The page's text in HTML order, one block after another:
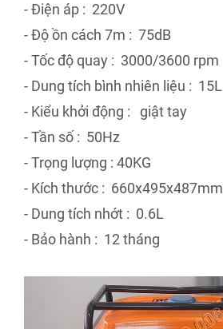
- Điện áp : 220V
- Độ ồn cách 7m : 75dB
- Tốc độ quay : 3000/3600 rpm
- Dung tích bình nhiên liệu : 15L
- Kiểu khởi động : giật tay
- Tần số : 50Hz
- Trọng lượng : 40KG
- Kích thước : 660x495x487mm
- Dung tích nhớt : 0.6L
- Bảo hành : 12 tháng